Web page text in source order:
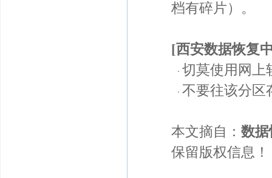
档有碎片）。
[西安数据恢复
切莫使用网上
不要往该分区
本文摘自： 数据
保留版权信息！